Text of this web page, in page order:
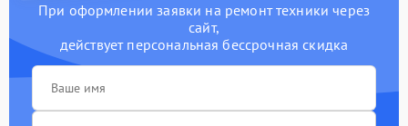
При оформлении заявки на ремонт техники через
сайт,
действует персональная бессрочная скидка